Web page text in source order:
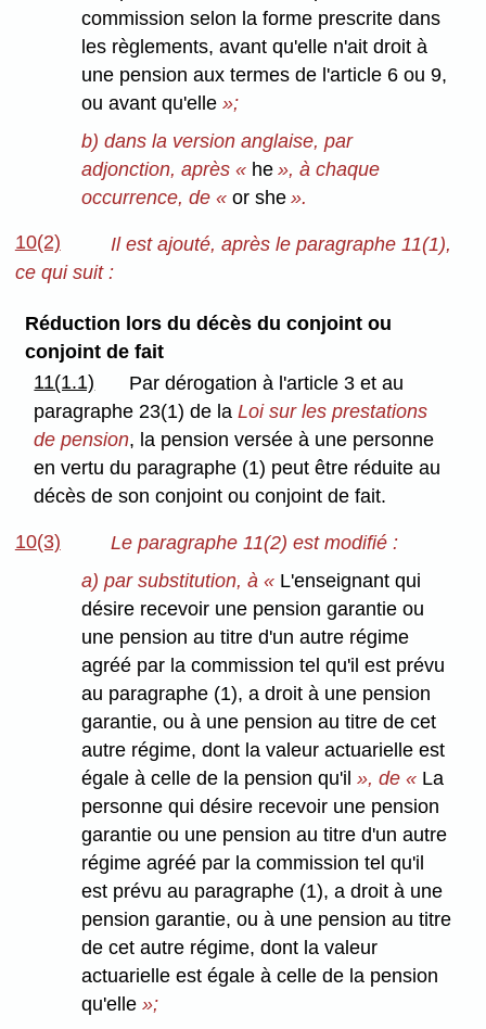
commission selon la forme prescrite dans
les règlements, avant qu'elle n'ait droit à
une pension aux termes de l'article 6 ou 9,
ou avant qu'elle»;
b) dans la version anglaise, par
adjonction, après « he », à chaque
occurrence, de «or she ».
10(2)
Il est ajouté, après le paragraphe 11(1),
ce qui suit :
Réduction lors du décès du conjoint ou
conjoint de fait
11(1.1)
Par dérogation à l'article 3 et au
paragraphe 23(1) de laLoi sur les prestations
de pension, la pension versée à une personne
en vertu du paragraphe (1) peut être réduite au
décès de son conjoint ou conjoint de fait.
10(3)
Le paragraphe 11(2) est modifié :
a) par substitution, à « L'enseignant qui
désire recevoir une pension garantie ou
une pension au titre d'un autre régime
agréé par la commission tel qu'il est prévu
au paragraphe (1), a droit à une pension
garantie, ou à une pension au titre de cet
autre régime, dont la valeur actuarielle est
égale à celle de la pension qu'il», de « La
personne qui désire recevoir une pension
garantie ou une pension au titre d'un autre
régime agréé par la commission tel qu'il
est prévu au paragraphe (1), a droit à une
pension garantie, ou à une pension au titre
de cet autre régime, dont la valeur
actuarielle est égale à celle de la pension
qu'elle»;